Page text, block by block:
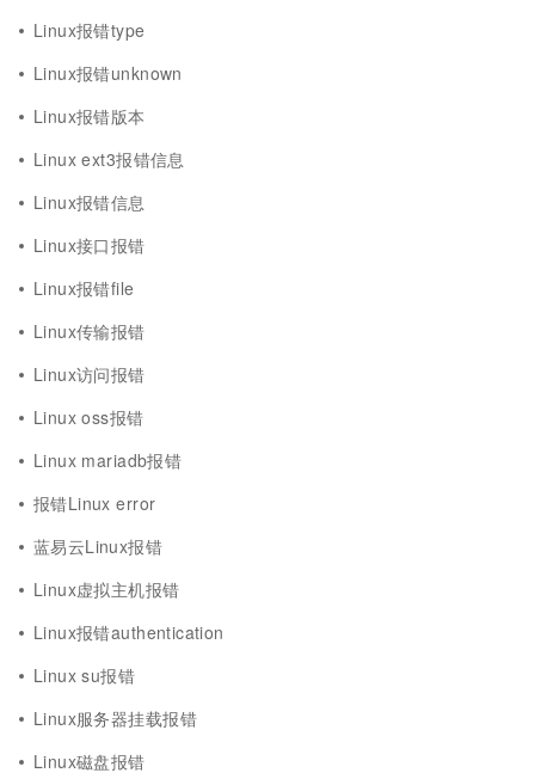
Linux报错type
Linux报错unknown
Linux报错版本
Linux ext3报错信息
Linux报错信息
Linux接口报错
Linux报错file
Linux传输报错
Linux访问报错
Linux oss报错
Linux mariadb报错
报错Linux error
蓝易云Linux报错
Linux虚拟主机报错
Linux报错authentication
Linux su报错
Linux服务器挂载报错
Linux磁盘报错